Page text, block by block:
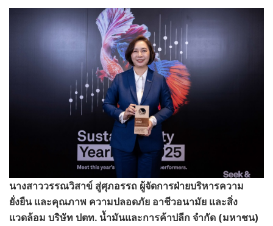
นางสาววรรณวิสาข์ สู่ศุภอรรถ ผู้จัดการฝ่ายบริหารความ
ยั่งยืน และคุณภาพ ความปลอดภัย อาชีวอนามัย และสิ่ง
แวดล้อม บริษัท ปตท. น้ำมันและการค้าปลีก จำกัด (มหาชน)